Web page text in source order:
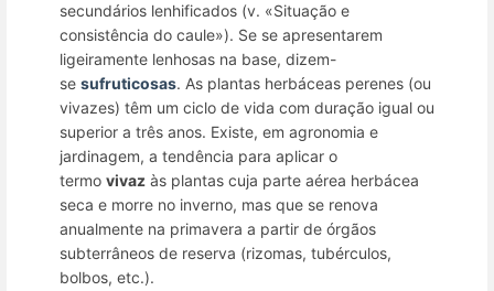
secundários lenhificados (v. «Situação e
consistência do caule»). Se se apresentarem
ligeiramente lenhosas na base, dizem-
se sufruticosas. As plantas herbáceas perenes (ou
vivazes) têm um ciclo de vida com duração igual ou
superior a três anos. Existe, em agronomia e
jardinagem, a tendência para aplicar o
termo vivaz às plantas cuja parte aérea herbácea
seca e morre no inverno, mas que se renova
anualmente na primavera a partir de órgãos
subterrâneos de reserva (rizomas, tubérculos,
bolbos, etc.).